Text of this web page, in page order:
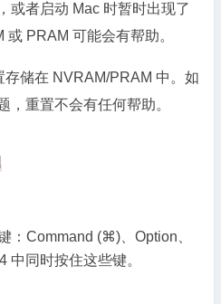
或者启动 Mac 时暂时出现了
或 PRAM 可能会有帮助。
存储在 NVRAM/PRAM 中。如
，重置不会有任何帮助。
：Command (⌘)、Option、
中同时按住这些键。